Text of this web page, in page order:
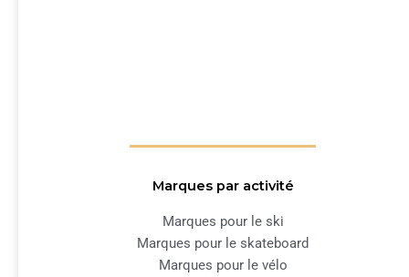
Marques par activité
Marques pour le ski
Marques pour le skateboard
Marques pour le vélo